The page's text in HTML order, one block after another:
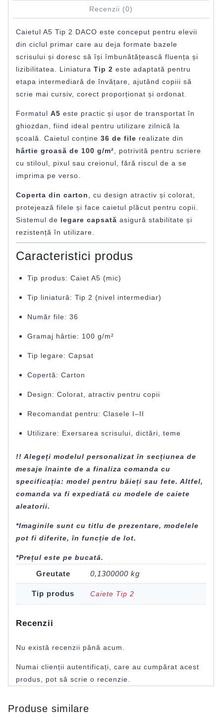
Recenzii (0)
Caietul A5 Tip 2 DACO este conceput pentru elevii
din ciclul primar care au deja formate bazele
scrisului și doresc să își îmbunătățească fluența și
lizibilitatea. Liniatura Tip 2 este adaptată pentru
etapa intermediară de învățare, ajutând copiii să
scrie mai cursiv, corect proporționat și ordonat.
Formatul A5 este practic și ușor de transportat în
ghiozdan, fiind ideal pentru utilizare zilnică la
școală. Caietul conține 36 de file realizate din
hârtie groasă de 100 g/m² , potrivită pentru scriere
cu stiloul, pixul sau creionul, fără riscul de a se
imprima pe verso.
Coperta din carton
, cu design atractiv și colorat,
protejează filele și face caietul plăcut pentru copii.
Sistemul de legare capsată asigură stabilitate și
rezistență în utilizare.
Caracteristici produs
Tip produs: Caiet A5 (mic)
Tip liniatură: Tip 2 (nivel intermediar)
Număr file: 36
Gramaj hârtie: 100 g/m²
Tip legare: Capsat
Copertă: Carton
Design: Colorat, atractiv pentru copii
Recomandat pentru: Clasele I–II
Utilizare: Exersarea scrisului, dictări, teme
!! Alegeți modelul personalizat în secțiunea de
mesaje înainte de a finaliza comanda cu
specificația: model pentru băieți sau fete. Altfel,
comanda va fi expediată cu modele de caiete
aleatorii.
*Imaginile sunt cu titlu de prezentare, modelele
pot fi diferite, în funcție de lot.
*Prețul este pe bucată.
Greutate 0,1300000 kg
Tip produs Caiete Tip 2
Recenzii
Nu există recenzii până acum.
Numai clienții autentificați, care au cumpărat acest
produs, pot să scrie o recenzie.
Produse similare